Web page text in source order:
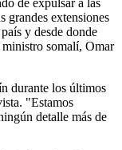
grandes extensiones
y desde donde
somalí, Omar
durante los últimos
"Estamos
detalle más de